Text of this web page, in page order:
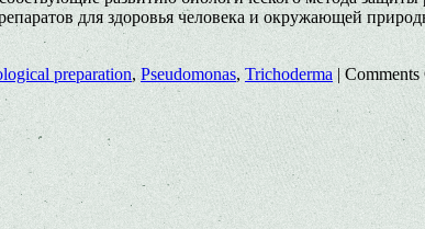
для здоровья человека и окружающей
preparation,Pseudomonas,Trichoderma |